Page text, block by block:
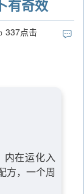
有奇效
337点击
内在运化入
方，一个周